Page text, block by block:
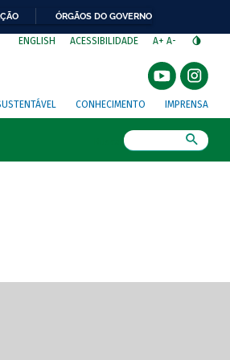
ÓRGÃOS DO GOVERNO
ENGLISH ACESSIBILIDADE A+ A-
CONHECIMENTO IMPRENSA